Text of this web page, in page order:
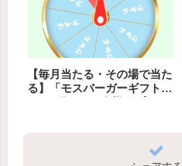
【毎月当たる・その場で当た
る】「モスバーガーギフト券